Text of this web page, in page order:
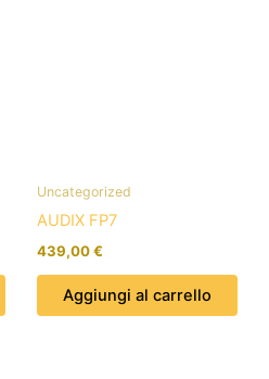
Uncategorized
AUDIX FP7
439,00€
Aggiungi al carrello